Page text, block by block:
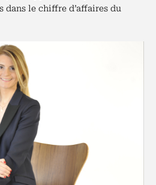
dans le chiffre d’affaires du